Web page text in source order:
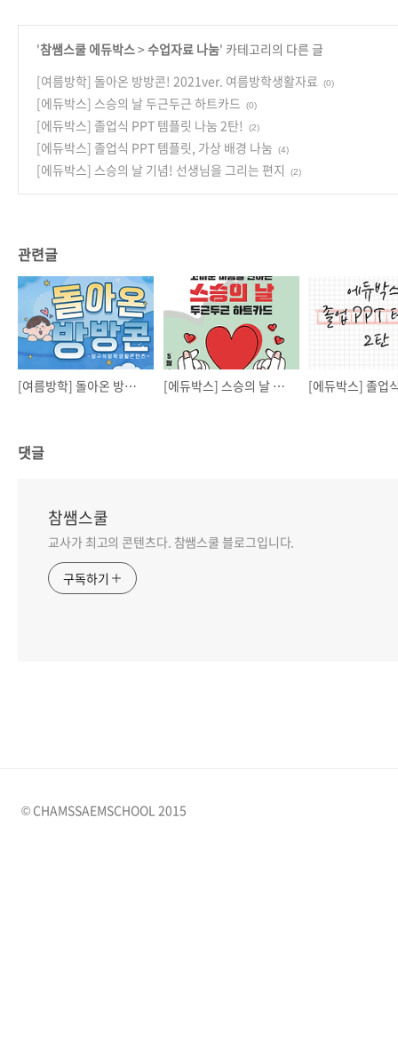
'참쌤스쿨 에듀박스>수업자료 나눔' 카테고리의 다른 글
[여름방학] 돌아온 방방콘! 2021ver. 여름방학생활자료
(0)
[에듀박스] 스승의 날 두근두근 하트카드 (0)
[에듀박스] 졸업식 PPT 템플릿 나눔 2탄! (2)
[에듀박스] 졸업식 PPT 템플릿, 가상 배경 나눔 (4)
[에듀박스] 스승의 날 기념! 선생님을 그리는 편지 (2)
관련글
[여름방학] 돌아온 방방콘! 2021ver. 여름방학생활자료 [에듀박스] 스승의 날 두근두근 하트카드
댓글
참쌤스쿨
교사가 최고의 콘텐츠다. 참쌤스쿨 블로그입니다.
구독하기
© CHAMSSAEMSCHOOL 2015